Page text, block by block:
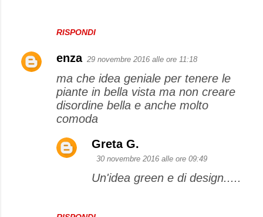
RISPONDI
enza 29 novembre 2016 alle ore 11:18
ma che idea geniale per tenere le
piante in bella vista ma non creare
disordine bella e anche molto
comoda
Greta G.
30 novembre 2016 alle ore 09:49
Un'idea green e di design.....